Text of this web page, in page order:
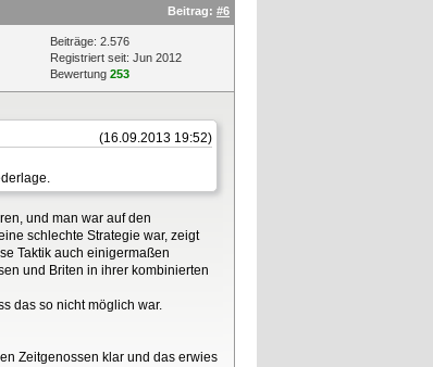
Beitrag: #6
Beiträge: 2.576
Registriert seit: Jun 2012
Bewertung 253
(16.09.2013 19:52)
und man war auf den
schlechte Strategie war, zeigt
Taktik auch einigermaßen
und Briten in ihrer kombinierten
das so nicht möglich war.
Zeitgenossen klar und das erwies